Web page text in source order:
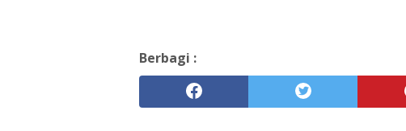
Berbagi :